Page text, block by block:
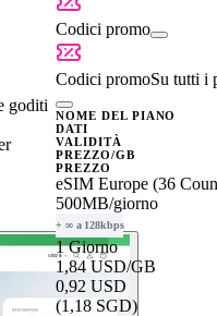
goditi
Codici promo
Codici promoSu tutti i
NOME DEL PIANO
DATI
VALIDITÀ
PREZZO/GB
PREZZO
eSIM Europe (36
500MB/giorno
+ ∞ a 128kbps
1 Giorno
1,84 USD/GB
0,92 USD
(1,18 SGD)